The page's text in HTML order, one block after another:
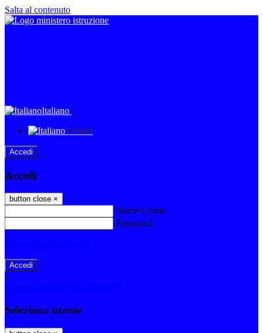
Salta al contenuto
Italiano
Italiano
Accedi
Accedi
button close ×
Nome Utente
Password
-
Seleziona utente